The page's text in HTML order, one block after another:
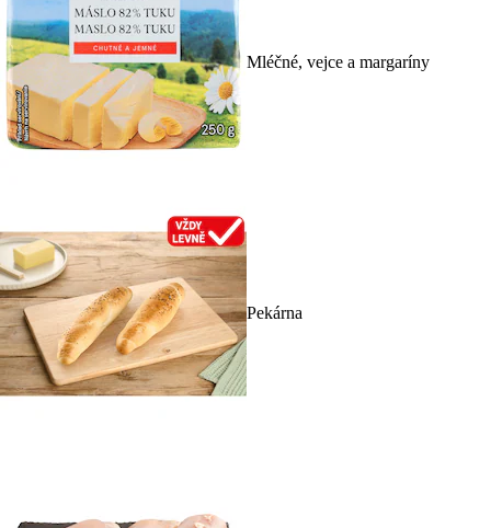
Mléčné, vejce a margaríny
Pekárna